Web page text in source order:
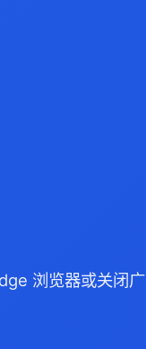
浏览器或关闭广